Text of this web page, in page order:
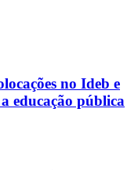
no Ideb e
educação pública